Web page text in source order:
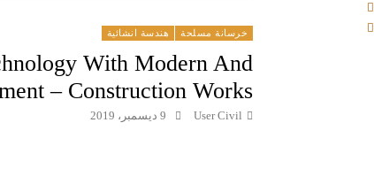
خرسانة مسلحة هندسة انشائية
With Modern And
– Construction Works
User Civil 9 ديسمبر، 2019